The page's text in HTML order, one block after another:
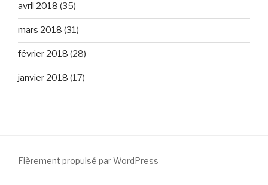
avril 2018 (35)
mars 2018 (31)
février 2018 (28)
janvier 2018 (17)
Fièrement propulsé par WordPress